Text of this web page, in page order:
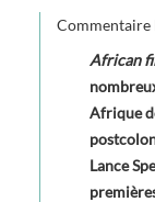
Commentaire
African
Afrique
Lance